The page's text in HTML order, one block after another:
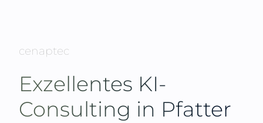
cenaptec
Exzellentes KI-
Consulting in Pfatter